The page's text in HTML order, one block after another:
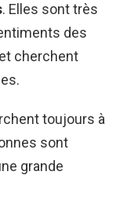
. Elles sont très
des
cherchent
toujours à
sont
grande